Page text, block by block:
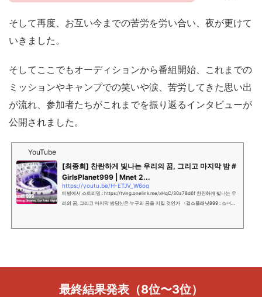
そして再度、お互い今までの苦労を労い合い、夜が更けて
いきました。
そしてここでもオーディションから番組開始、これまでの
ミッションやキャンプでの笑いや涙、苦労してきた思い出
が流れ、参加者たちがこれまでを振り返るインタビューが
公開されました。
YouTube
[최종회] 찬란하게 빛나는 우리의 꿈, 그리고 마지막 밤 #
GirlsPlanet999 | Mnet 2...
https://youtu.be/H-ETJV_W6og
티빙에서 스트리밍 : https://tving.onelink.me/xHqC/30a78d6f 찬란하게 빛나는 우
리의 꿈, 그리고 마지막 밤당신은 누구의 꿈을 지킬 것인가 〈걸스플래닛999 : 소녀대
最終結果発表（8位〜3位）